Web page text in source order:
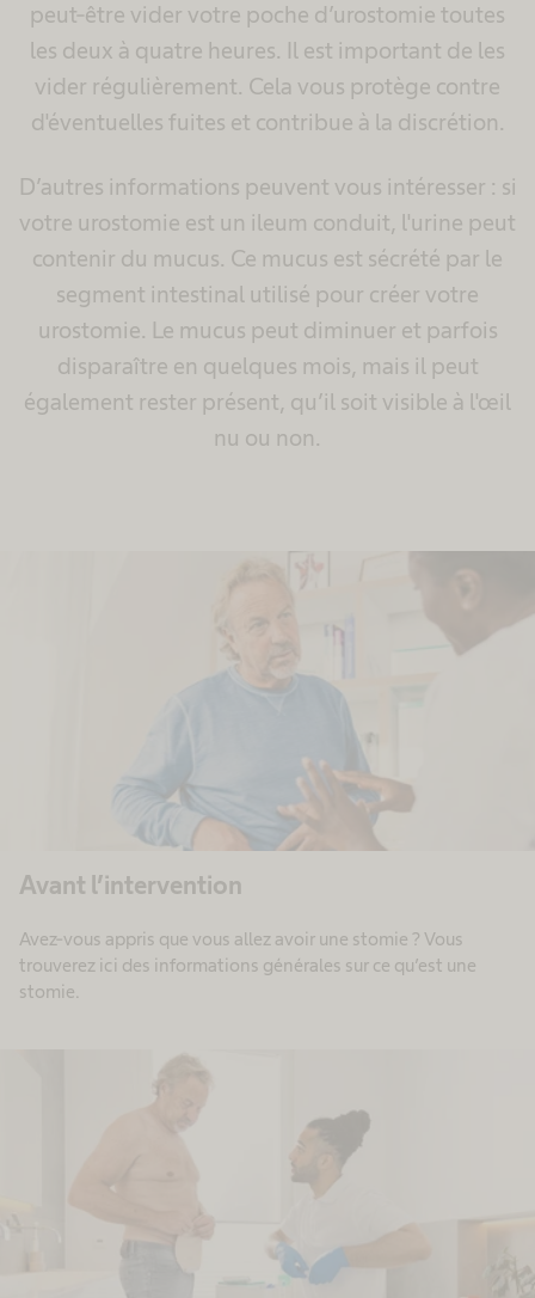
peut-être vider votre poche d’urostomie toutes
les deux à quatre heures. Il est important de les
vider régulièrement. Cela vous protège contre
d'éventuelles fuites et contribue à la discrétion.
D’autres informations peuvent vous intéresser : si
votre urostomie est un ileum conduit, l'urine peut
contenir du mucus. Ce mucus est sécrété par le
segment intestinal utilisé pour créer votre
urostomie. Le mucus peut diminuer et parfois
disparaître en quelques mois, mais il peut
également rester présent, qu’il soit visible à l'œil
nu ou non.
Avant l’intervention
Avez-vous appris que vous allez avoir une stomie ? Vous
trouverez ici des informations générales sur ce qu’est une
stomie.